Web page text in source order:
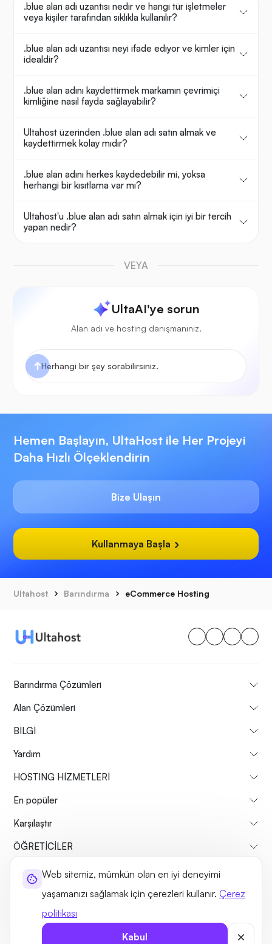
Web sitemiz, mümkün olan en iyi deneyimi
yaşamanızı sağlamak için çerezleri kullanır. Çerez
politikası
Kabul
.blue alan adı uzantısı nedir ve hangi tür işletmeler
veya kişiler tarafından sıklıkla kullanılır?
.blue alan adı uzantısı neyi ifade ediyor ve kimler için
idealdir?
.blue alan adını kaydettirmek markamın çevrimiçi
kimliğine nasıl fayda sağlayabilir?
Ultahost üzerinden .blue alan adı satın almak ve
kaydettirmek kolay mıdır?
.blue alan adını herkes kaydedebilir mi, yoksa
herhangi bir kısıtlama var mı?
Ultahost'u .blue alan adı satın almak için iyi bir tercih
yapan nedir?
VEYA
UltaAI'ye sorun
Alan adı ve hosting danışmanınız.
Hemen Başlayın, UltaHost ile Her Projeyi
Daha Hızlı Ölçeklendirin
Bize Ulaşın
Kullanmaya Başla
Ultahost Barındırma eCommerce Hosting
Barındırma Çözümleri
Alan Çözümleri
BİLGİ
Yardım
HOSTING HİZMETLERİ
En popüler
Karşılaştır
ÖĞRETİCİLER
Hakkımızda
Gizlilik PolitikasıYasalSite haritası
©2026 UltaHost - Her hakkı saklıdır